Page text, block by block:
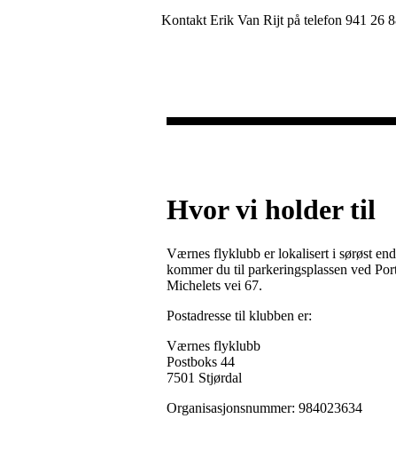
Kontakt Erik Van Rijt på telefon 941 26
Hvor vi holder til
Værnes flyklubb er lokalisert i sørøst
kommer du til parkeringsplassen ved
Michelets vei 67.
Postadresse til klubben er:
Værnes flyklubb
Postboks 44
7501 Stjørdal
Organisasjonsnummer: 984023634